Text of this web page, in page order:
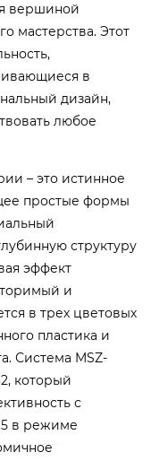
вершиной
мастерства. Этот
в
дизайн,
любое
– это истинное
простые формы
структуру
эффект
и
в трех цветовых
пластика и
Система MSZ-
который
с
в режиме